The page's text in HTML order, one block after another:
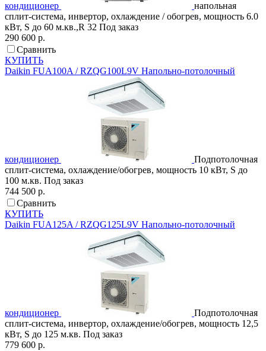
кондиционер
напольная
сплит-система, инвертор, охлаждение / обогрев, мощность 6.0
кВт, S до 60 м.кв.,R 32 Под заказ
290 600 р.
Сравнить
КУПИТЬ
Daikin FUA100A / RZQG100L9V Напольно-потолочный
кондиционер
Подпотолочная
сплит-система, охлаждение/обогрев, мощность 10 кВт, S до
100 м.кв. Под заказ
744 500 р.
Сравнить
КУПИТЬ
Daikin FUA125A / RZQG125L9V Напольно-потолочный
кондиционер
Подпотолочная
сплит-система, инвертор, охлаждение/обогрев, мощность 12,5
кВт, S до 125 м.кв. Под заказ
779 600 р.